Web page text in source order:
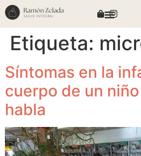
Etiqueta:
Síntomas en la
cuerpo de un
habla